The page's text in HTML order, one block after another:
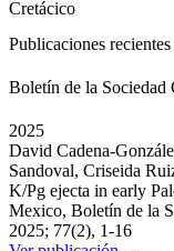
Cretácico
Publicaciones recientes
Boletín de la
2025
David Cadena-
Sandoval, Criseida
K/Pg ejecta in early
Mexico, Boletín de la
2025; 77(2), 1-16